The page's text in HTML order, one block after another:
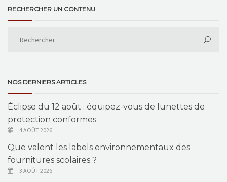
RECHERCHER UN CONTENU
NOS DERNIERS ARTICLES
Éclipse du 12 août : équipez-vous de lunettes de
protection conformes
4 AOÛT 2026
Que valent les labels environnementaux des
fournitures scolaires ?
3 AOÛT 2026